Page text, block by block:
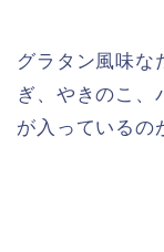
グラタン風味な
ぎ、やきのこ、
が入っているの